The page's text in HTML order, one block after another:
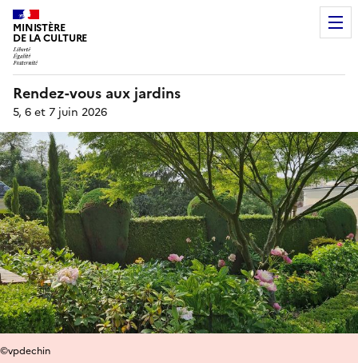
MINISTÈRE
DE LA CULTURE
Rendez-vous aux jardins
5, 6 et 7 juin 2026
©vpdechin